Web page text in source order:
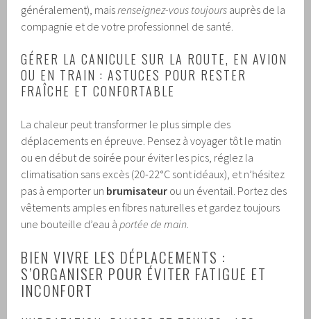
généralement), maisrenseignez-vous toujours auprès de la
compagnie et de votre professionnel de santé.
GÉRER LA CANICULE SUR LA ROUTE, EN AVION
OU EN TRAIN : ASTUCES POUR RESTER
FRAÎCHE ET CONFORTABLE
La chaleur peut transformer le plus simple des
déplacements en épreuve. Pensez à voyager tôt le matin
ou en début de soirée pour éviter les pics, réglez la
climatisation sans excès (20-22°C sont idéaux), et n’hésitez
pas à emporter un brumisateur ou un éventail. Portez des
vêtements amples en fibres naturelles et gardez toujours
une bouteille d’eau àportée de main.
BIEN VIVRE LES DÉPLACEMENTS :
S’ORGANISER POUR ÉVITER FATIGUE ET
INCONFORT